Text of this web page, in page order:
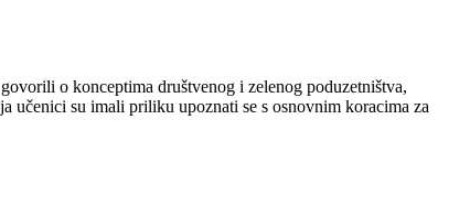
o konceptima društvenog i zelenog poduzetništva,
učenici su imali priliku upoznati se s osnovnim koracima za